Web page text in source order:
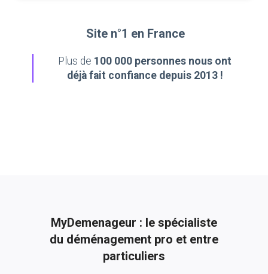
Site n°1 en France
Plus de 100 000 personnes nous ont
déjà fait confiance depuis 2013 !
MyDemenageur : le spécialiste
du déménagement pro et entre
particuliers